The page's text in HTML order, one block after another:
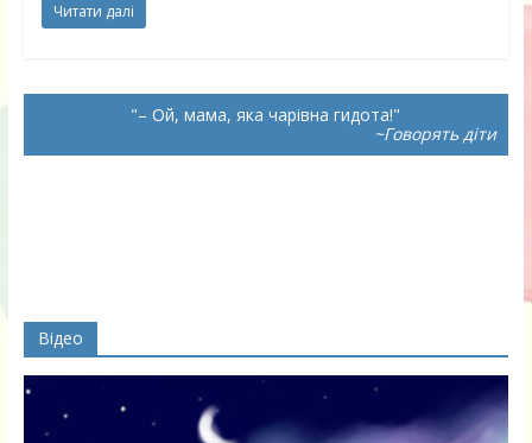
Читати далі
– Ой, мама, яка чарівна гидота!
~Говорять діти
Відео